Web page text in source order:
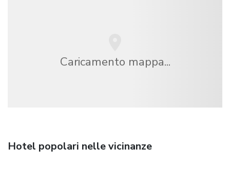
Caricamento mappa...
Hotel popolari nelle vicinanze